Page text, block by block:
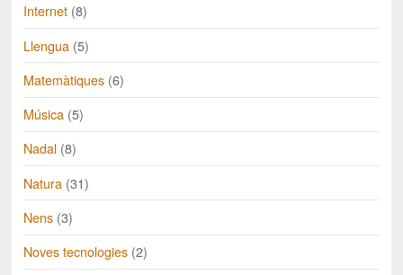
Internet (8)
Llengua (5)
Matemàtiques (6)
Música (5)
Nadal (8)
Natura (31)
Nens (3)
Noves tecnologies (2)